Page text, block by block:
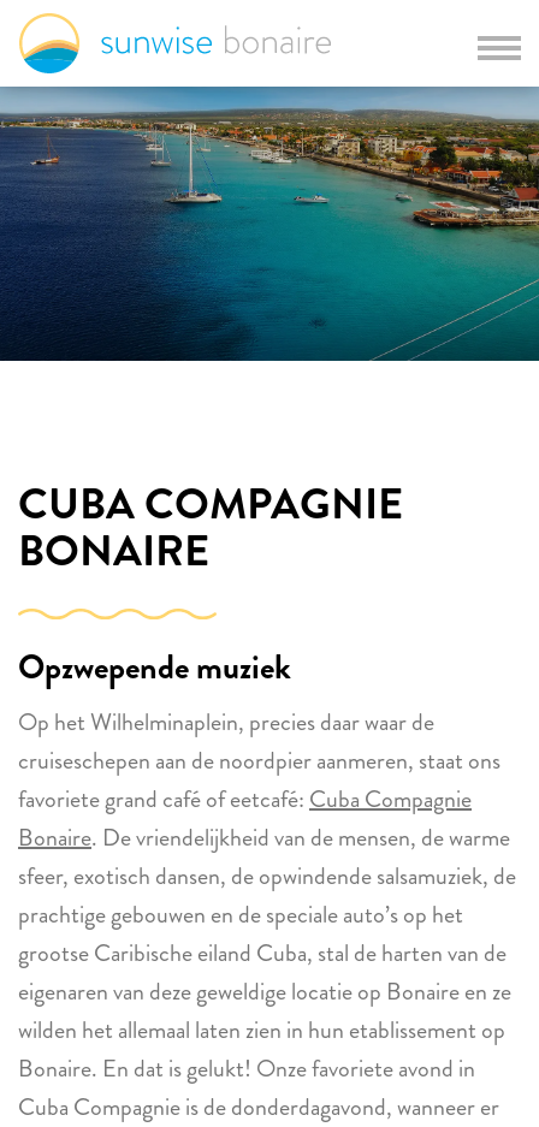
CUBA COMPAGNIE
BONAIRE
Opzwepende muziek
Op het Wilhelminaplein, precies daar waar de
cruiseschepen aan de noordpier aanmeren, staat ons
favoriete grand café of eetcafé:Cuba Compagnie
Bonaire. De vriendelijkheid van de mensen, de warme
sfeer, exotisch dansen, de opwindende salsamuziek, de
prachtige gebouwen en de speciale auto’s op het
grootse Caribische eiland Cuba, stal de harten van de
eigenaren van deze geweldige locatie op Bonaire en ze
wilden het allemaal laten zien in hun etablissement op
Bonaire. En dat is gelukt! Onze favoriete avond in
Cuba Compagnie is de donderdagavond, wanneer er